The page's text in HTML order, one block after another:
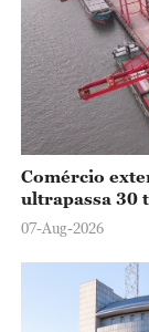
Comércio
ultrapassa 30
07-Aug-2026